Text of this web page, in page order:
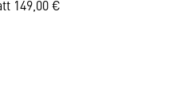
149,00 €